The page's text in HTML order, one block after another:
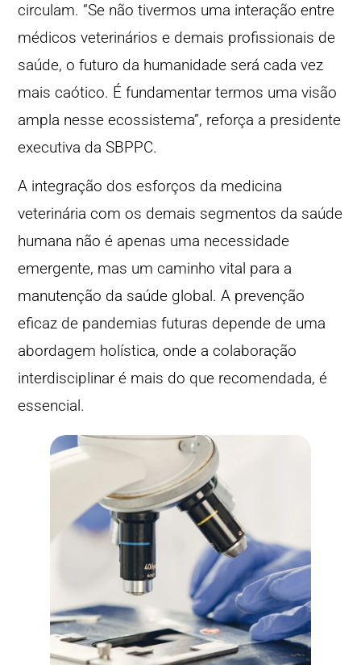
circulam. “Se não tivermos uma interação entre
médicos veterinários e demais profissionais de
saúde, o futuro da humanidade será cada vez
mais caótico. É fundamentar termos uma visão
ampla nesse ecossistema”, reforça a presidente
executiva da SBPPC.
A integração dos esforços da medicina
veterinária com os demais segmentos da saúde
humana não é apenas uma necessidade
emergente, mas um caminho vital para a
manutenção da saúde global. A prevenção
eficaz de pandemias futuras depende de uma
abordagem holística, onde a colaboração
interdisciplinar é mais do que recomendada, é
essencial.